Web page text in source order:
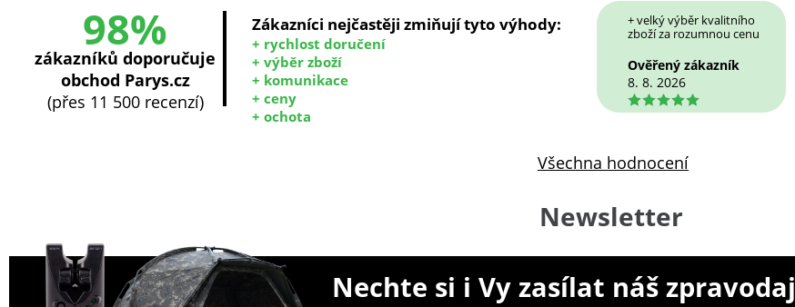
98%
zákazníků doporučuje
obchod Parys.cz
(přes 11 500 recenzí)
Zákazníci nejčastěji zmiňují tyto výhody:
+ rychlost doručení
+ výběr zboží
+ komunikace
+ ceny
+ ochota
+ velký výběr kvalitního
zboží za rozumnou cenu
Ověřený zákazník
8. 8. 2026
5
Všechna hodnocení
Newsletter
Nechte si i Vy zasílat náš zpravodaj